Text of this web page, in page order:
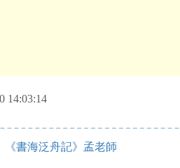
14:03:14
《書海泛舟記》孟老師